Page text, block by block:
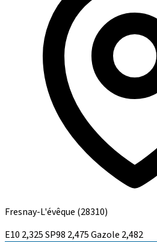
Fresnay-L'évêque (28310)
E10 2,325SP98 2,475Gazole 2,482